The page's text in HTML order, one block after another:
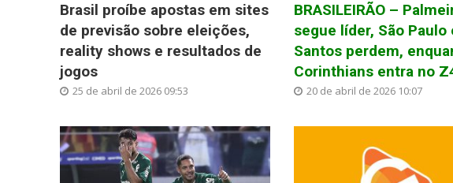
Brasil proíbe apostas em sites
de previsão sobre eleições,
reality shows e resultados de
jogos
25 de abril de 2026 09:53
BRASILEIRÃO –
segue líder, São Paulo
Santos perdem,
Corinthians entra no
20 de abril de 2026 10:07